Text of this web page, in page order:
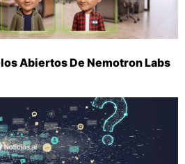
Abiertos De Nemotron Labs